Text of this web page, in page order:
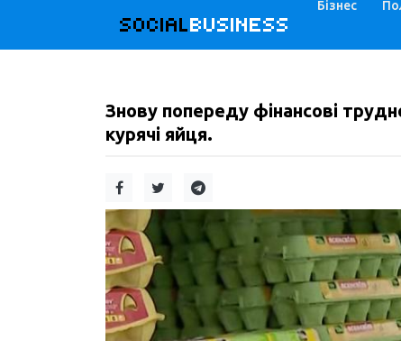
SOCIALBUSINESS
Бізнес
Знову попереду фінансові
курячі яйця.